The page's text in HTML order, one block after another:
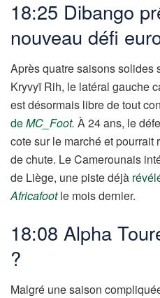
18:25 Dibango
nouveau défi
Après quatre saisons solides
Kryvyï Rih, le latéral gauche
est désormais libre de tout
deMC_Foot. À 24 ans, le
cote sur le marché et
de chute. Le Camerounais
de Liège, une piste déjà
Africafootle mois dernier.
18:08 Alpha
?
Malgré une saison